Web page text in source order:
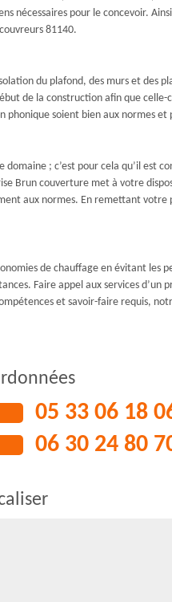
nécessaires pour le concevoir.
81140.
du plafond, des murs et des
de la construction afin que
soient bien aux normes
; c’est pour cela qu’il est
Brun couverture met à votre
aux normes. En remettant
de chauffage en évitant les
Faire appel aux services
et savoir-faire requis,
05 33 06 18
06 30 24 80